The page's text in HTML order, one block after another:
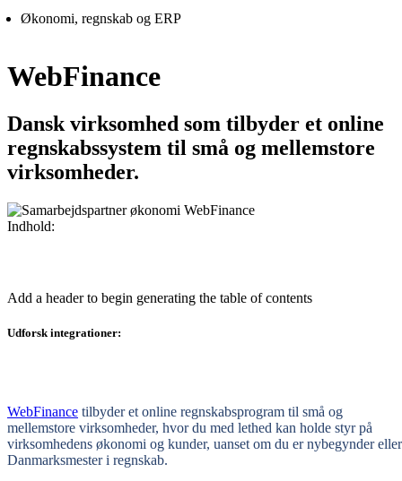
Økonomi, regnskab og ERP
WebFinance
Dansk virksomhed som tilbyder et online
regnskabssystem til små og mellemstore
virksomheder.
Indhold:
Add a header to begin generating the table of contents
Udforsk integrationer:
WebFinance tilbyder et online regnskabsprogram til små og
mellemstore virksomheder, hvor du med lethed kan holde styr på
virksomhedens økonomi og kunder, uanset om du er nybegynder eller
Danmarksmester i regnskab.